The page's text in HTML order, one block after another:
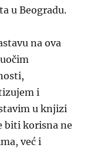
u Beogradu.
na ova
i
u knjizi
biti korisna ne
već i